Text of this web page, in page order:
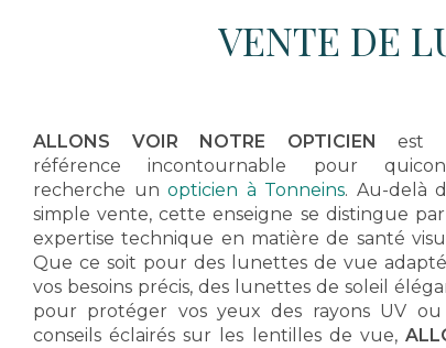
VENTE DE
ALLONS VOIR NOTRE OPTICIEN
est
référence incontournable pour
recherche unopticien à Tonneins. Au-delà
simple vente, cette enseigne se distingue
expertise technique en matière de santé
Que ce soit pour des lunettes de vue
vos besoins précis, des lunettes de soleil
pour protéger vos yeux des rayons UV ou
conseils éclairés sur les lentilles de vue,